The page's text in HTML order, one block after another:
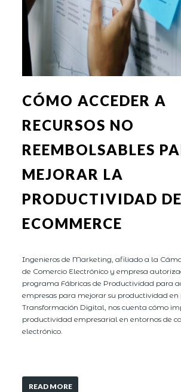
CÓMO ACCEDER A
RECURSOS NO
REEMBOLSABLES
MEJORAR LA
PRODUCTIVIDAD
ECOMMERCE
Ingenieros de Marketing, afiliado a la
de Comercio Electrónico y empresa
programa Fábricas de Productividad para
empresas para mejorar su productividad en
Transformación Digital, nos cuenta cómo
productividad empresarial en entornos de
electrónico.
READ MORE